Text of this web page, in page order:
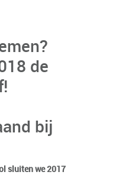
de
bij
sluiten we 2017